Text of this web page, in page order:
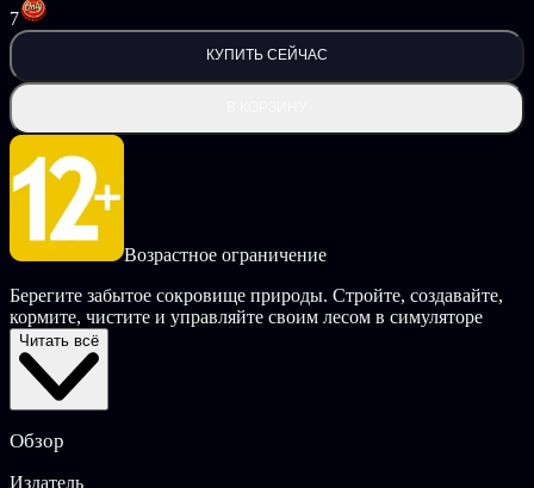
7
КУПИТЬ СЕЙЧАС
Возрастное ограничение
Берегите забытое сокровище природы. Стройте, создавайте,
кормите, чистите и управляйте своим лесом в симуляторе
лесного рейнджера. Обеспечьте ей долгую красоту и станьте
безупречным лесником!
ЧТО ВЫ МОЖЕТЕ ДЕЛАТЬ В FOREST RANGER
мостики и многое другое.
Читать всё
Обзор
Издатель